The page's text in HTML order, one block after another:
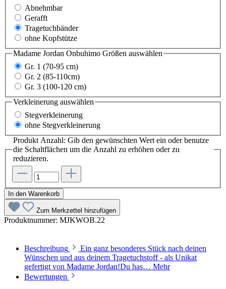
Abnehmbar
Gerafft
Tragetuchbänder
ohne Kopfstütze
Madame Jordan Onbuhimo Größen auswählen
Gr. 1 (70-95 cm)
Gr. 2 (85-110cm)
Gr. 3 (100-120 cm)
Verkleinerung auswählen
Stegverkleinerung
ohne Stegverkleinerung
Produkt Anzahl: Gib den gewünschten Wert ein oder benutze
die Schaltflächen um die Anzahl zu erhöhen oder zu
reduzieren.
In den Warenkorb
Zum Merkzettel hinzufügen
Produktnummer: MJKWOB.22
Beschreibung
Ein ganz besonderes Stück nach deinen
Wünschen und aus deinem Tragetuchstoff - als Unikat
gefertigt von Madame Jordan!Du has… Mehr
Bewertungen